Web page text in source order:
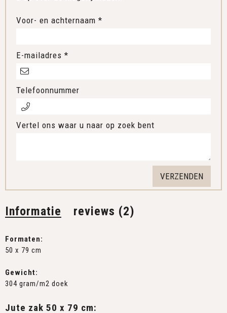
Informatie reviews (2)
Formaten:
50 x 79 cm
Gewicht:
304 gram/m2 doek
Jute zak 50 x 79 cm:
Voor- en achternaam *
E-mailadres *
Telefoonnummer
Vertel ons waar u naar op zoek bent